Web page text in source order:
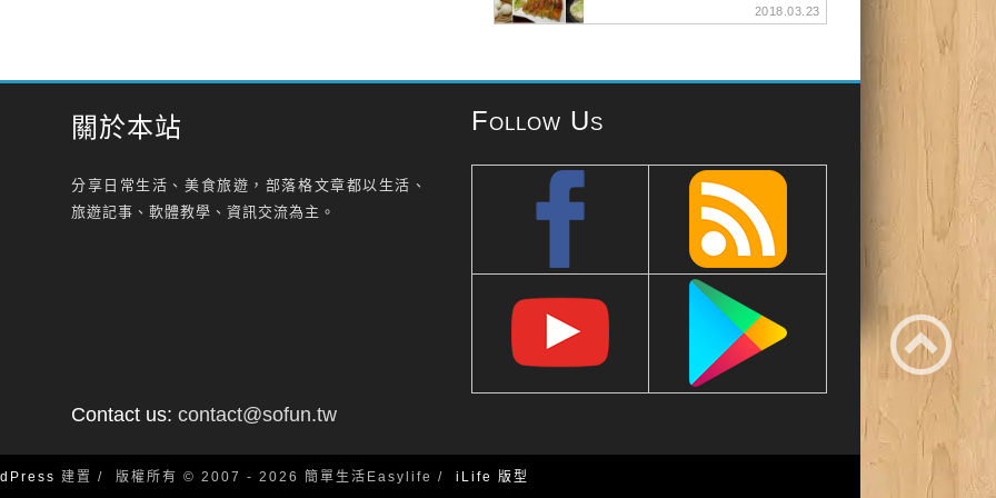
2018.03.23
關於本站
分享日常生活、美食旅遊，部落格文章都以生活、
旅遊記事、軟體教學、資訊交流為主。
Contact us: contact@sofun.tw
Follow Us
建置 版權所有 © 2007 - 2026 簡單生活Easylife iLife 版型